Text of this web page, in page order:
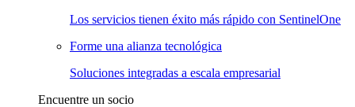
Los servicios tienen éxito más rápido con SentinelOne
Forme una alianza tecnológica
Soluciones integradas a escala empresarial
Encuentre un socio